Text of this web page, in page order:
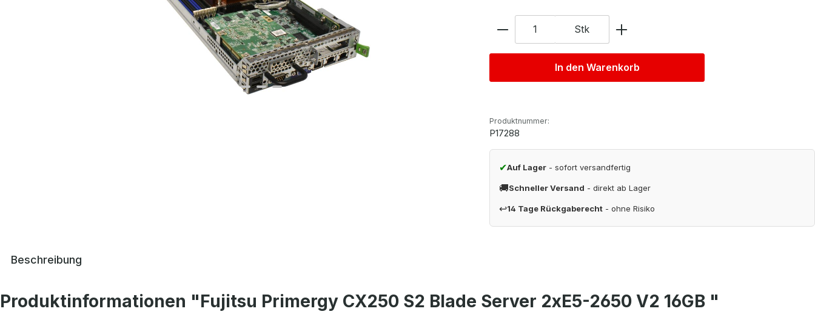
Anzahl Stk
In den Warenkorb
Produktnummer:
P17288
✔Auf Lager - sofort versandfertig
🚚Schneller Versand - direkt ab Lager
↩14 Tage Rückgaberecht - ohne Risiko
Beschreibung
Produktinformationen "Fujitsu Primergy CX250 S2 Blade Server 2xE5-2650 V2 16GB "